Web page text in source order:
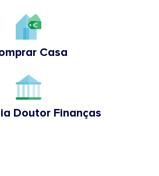
Casa
Doutor Finanças